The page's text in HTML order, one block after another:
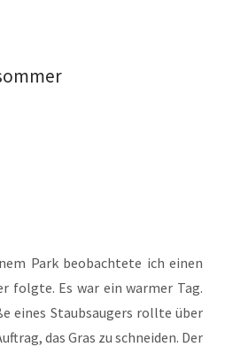
Park beob­ach­te­te ich einen
folg­te. Es war ein war­mer Tag.
eines Staub­saugers roll­te über
das Gras zu schnei­den. Der